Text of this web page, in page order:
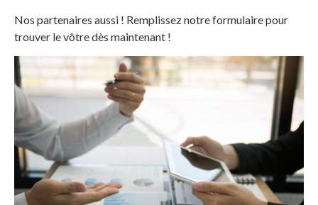
Nos partenaires aussi ! Remplissez notre formulaire pour
trouver le vôtre dès maintenant !